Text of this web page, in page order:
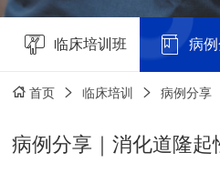
临床培训班 病
首页 临床培训 病例分享
病例分享｜消化道隆